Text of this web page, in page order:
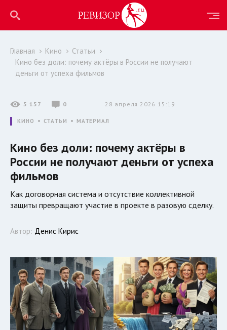
Главная Кино
Статьи
Кино без доли: почему актёры в России не получают
деньги от успеха фильмов
5 157 0 28 апреля 2026 15:19
КИНО СТАТЬИ МАТЕРИАЛ
Кино без доли: почему актёры в
России не получают деньги от успеха
фильмов
Как договорная система и отсутствие коллективной
защиты превращают участие в проекте в разовую сделку.
Автор: Денис Кирис